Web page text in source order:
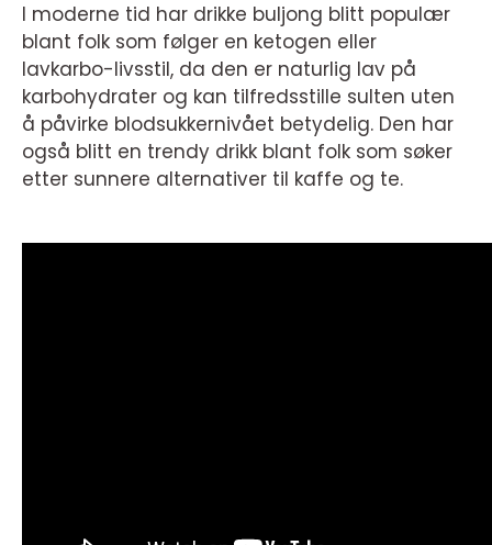
I moderne tid har drikke buljong blitt populær
blant folk som følger en ketogen eller
lavkarbo-livsstil, da den er naturlig lav på
karbohydrater og kan tilfredsstille sulten uten
å påvirke blodsukkernivået betydelig. Den har
også blitt en trendy drikk blant folk som søker
etter sunnere alternativer til kaffe og te.